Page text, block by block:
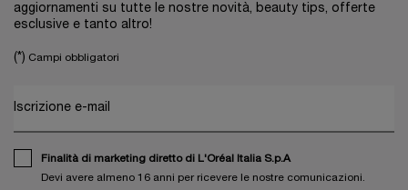
aggiornamenti su tutte le nostre novità, beauty tips, offerte
esclusive e tanto altro!
(*) Campi obbligatori
Iscrizione e-mail
Finalità di marketing diretto di L'Oréal Italia S.p.A
Devi avere almeno 16 anni per ricevere le nostre comunicazioni.